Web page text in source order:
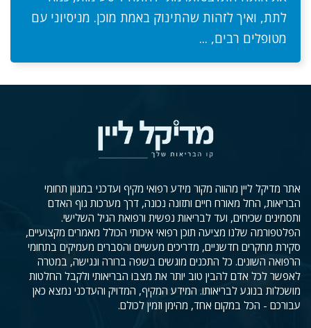
לתת, ואיך לזהות שהתינוק באמת מוכן. מניסיוני עם
מטופלים רבים, ...
אתר מדיקל ליין מהווה מקור מידע רפואי מקיף ועדכני במגוון תחומי
הבריאות, החל מאורח חיים ותזונה נכונה, דרך מערכות גוף האדם
ותסמינים שכיחים, ועד לבריאות נפשית ורפואת הגיל השלישי.
הפלטפורמה שלנו מציעה תוכן רפואי איכותי הכולל מאמרים מקצועיים,
סקירת מחקרים חדשניים, מדריכים מעשיים והסברים מעמיקים בתחומי
הרפואה השונים. כל התכנים מוגשים בשפה ברורה ונגישה, במטרה
לאפשר לכל אדם להבין טוב יותר את מצבו הבריאותי ולקבל החלטות
מושכלות בנוגע לבריאותו. המידע המקיף, המדויק והעדכני נמצא כאן
עבורכם - הכל במקום אחד, מהימן וזמין לכולם.